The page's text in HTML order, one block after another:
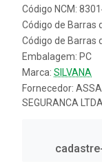
Código NCM:
Código de Barras
Código de Barras
Embalagem: PC
Marca: SILVANA
Fornecedor:
SEGURANCA LTDA